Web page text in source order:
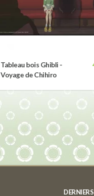
Tableau bois Ghibli -
Voyage de Chihiro